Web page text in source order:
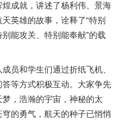
成就，讲述了杨利伟、景海
英雄的故事，诠释了“特别
能攻关、特别能奉献”的载
员和学生们通过折纸飞机、
等方式积极互动。大家争先
，浩瀚的宇宙，神秘的太
的勇气，航天的种子已悄悄